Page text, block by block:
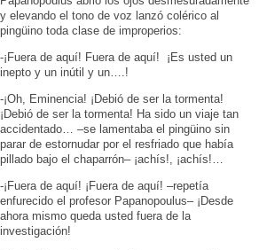
y elevando el tono de voz lanzó colérico al
pingüino toda clase de improperios:
-¡Fuera de aquí! Fuera de aquí! ¡Es usted un
inepto y un inútil y un….!
-¡Oh, Eminencia! ¡Debió de ser la tormenta!
¡Debió de ser la tormenta! Ha sido un viaje tan
accidentado… –se lamentaba el pingüino sin
parar de estornudar por el resfriado que había
pillado bajo el chaparrón– ¡achís!, ¡achís!…
-¡Fuera de aquí! ¡Fuera de aquí! –repetía
enfurecido el profesor Papanopoulus– ¡Desde
ahora mismo queda usted fuera de la
investigación!